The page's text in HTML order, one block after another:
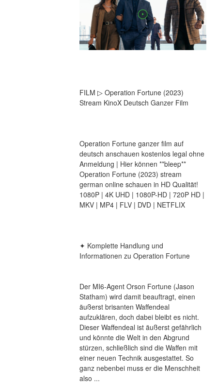
FILM ▷ Operation Fortune (2023)
Stream KinoX Deutsch Ganzer Film
Operation Fortune ganzer film auf
deutsch anschauen kostenlos legal ohne
Anmeldung | Hier können **bleep**
Operation Fortune (2023) stream
german online schauen in HD Qualität!
1080P | 4K UHD | 1080P-HD | 720P HD |
MKV | MP4 | FLV | DVD | NETFLIX
✦ Komplette Handlung und
Informationen zu Operation Fortune
Der MI6-Agent Orson Fortune (Jason
Statham) wird damit beauftragt, einen
äußerst brisanten Waffendeal
aufzuklären, doch dabei bleibt es nicht.
Dieser Waffendeal ist äußerst gefährlich
und könnte die Welt in den Abgrund
stürzen, schließlich sind die Waffen mit
einer neuen Technik ausgestattet. So
ganz nebenbei muss er die Menschheit
also ...